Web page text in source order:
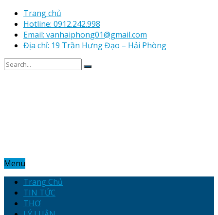
Trang chủ
Hotline: 0912.242.998
Email: vanhaiphong01@gmail.com
Địa chỉ: 19 Trần Hưng Đạo – Hải Phòng
Menu
Trang Chủ
TIN TỨC
THƠ